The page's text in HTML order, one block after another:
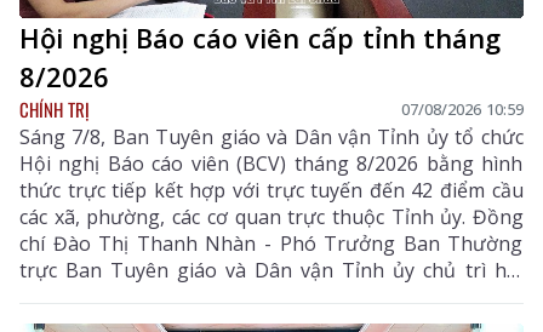
Hội nghị Báo cáo viên cấp tỉnh tháng
8/2026
CHÍNH TRỊ 07/08/2026 10:59
Sáng 7/8, Ban Tuyên giáo và Dân vận Tỉnh ủy tổ chức
Hội nghị Báo cáo viên (BCV) tháng 8/2026 bằng hình
thức trực tiếp kết hợp với trực tuyến đến 42 điểm cầu
các xã, phường, các cơ quan trực thuộc Tỉnh ủy. Đồng
chí Đào Thị Thanh Nhàn - Phó Trưởng Ban Thường
trực Ban Tuyên giáo và Dân vận Tỉnh ủy chủ trì hội
nghị.